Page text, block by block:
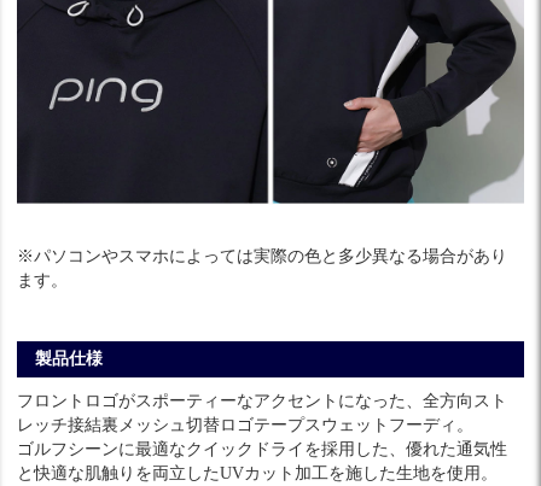
※パソコンやスマホによっては実際の色と多少異なる場合があり
ます。
製品仕様
フロントロゴがスポーティーなアクセントになった、全方向スト
レッチ接結裏メッシュ切替ロゴテープスウェットフーディ。
ゴルフシーンに最適なクイックドライを採用した、優れた通気性
と快適な肌触りを両立したUVカット加工を施した生地を使用。